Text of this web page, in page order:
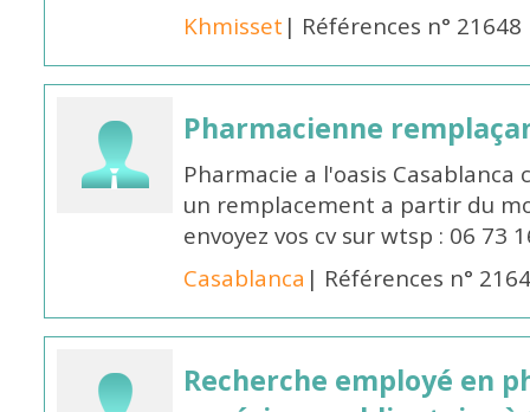
Khmisset | Références n° 21648
Pharmacienne
Pharmacie a l'oasis
un remplacement a partir du
envoyez vos cv sur wtsp : 06 73
Casablanca | Références n°
Recherche employé en